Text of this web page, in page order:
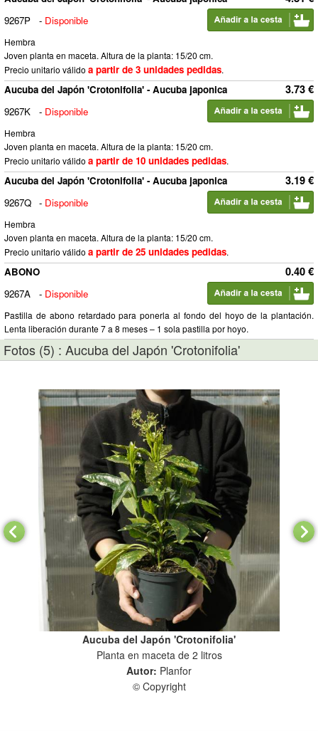
9267P
- Disponible
Hembra
Joven planta en maceta. Altura de la planta: 15/20 cm.
Precio unitario válido a partir de 3 unidades pedidas.
3.73 €
Aucuba del Japón 'Crotonifolia' - Aucuba japonica
9267K
- Disponible
Hembra
Joven planta en maceta. Altura de la planta: 15/20 cm.
Precio unitario válido a partir de 10 unidades pedidas.
3.19 €
Aucuba del Japón 'Crotonifolia' - Aucuba japonica
9267Q - Disponible
Hembra
Joven planta en maceta. Altura de la planta: 15/20 cm.
Precio unitario válido a partir de 25 unidades pedidas.
0.40 €
ABONO
9267A
- Disponible
Pastilla de abono retardado para ponerla al fondo del hoyo de la plantación.
Lenta liberación durante 7 a 8 meses – 1 sola pastilla por hoyo.
Fotos (5) : Aucuba del Japón 'Crotonifolia'
Aucuba del Japón 'Crotonifolia'
Planta en maceta de 2 litros
Autor: Planfor
© Copyright